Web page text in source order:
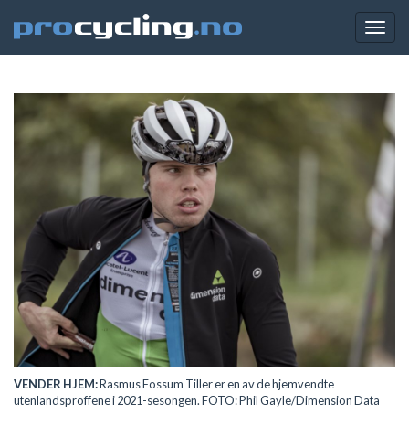
VENDER HJEM:Rasmus Fossum Tiller er en av de hjemvendte
utenlandsproffene i 2021-sesongen. FOTO: Phil Gayle/Dimension Data